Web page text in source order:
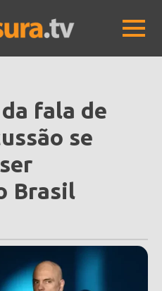
fala de
se
Brasil